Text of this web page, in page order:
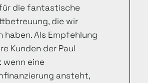
die fantastische
die wir
haben. Als Empfehlung
Kunden der Paul
wenn eine
ansteht,